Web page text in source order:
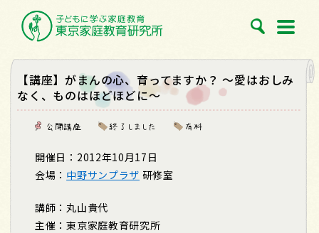
【講座】がまんの心、育ってますか？ ～愛はおしみ
なく、ものはほどほどに～
公開講座 終了しました 有料
開催日：2012年10月17日
会場： 中野サンプラザ 研修室
講師：丸山貴代
主催：東京家庭教育研究所